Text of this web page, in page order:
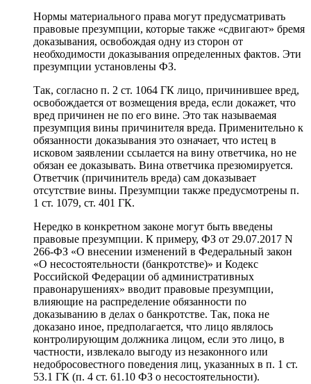
Нормы материального права могут предусматривать
правовые презумпции, которые также «сдвигают» бремя
доказывания, освобождая одну из сторон от
необходимости доказывания определенных фактов. Эти
презумпции установлены ФЗ.
Так, согласно п. 2 ст. 1064 ГК лицо, причинившее вред,
освобождается от возмещения вреда, если докажет, что
вред причинен не по его вине. Это так называемая
презумпция вины причинителя вреда. Применительно к
обязанности доказывания это означает, что истец в
исковом заявлении ссылается на вину ответчика, но не
обязан ее доказывать. Вина ответчика презюмируется.
Ответчик (причинитель вреда) сам доказывает
отсутствие вины. Презумпции также предусмотрены п.
1 ст. 1079, ст. 401 ГК.
Нередко в конкретном законе могут быть введены
правовые презумпции. К примеру, ФЗ от 29.07.2017 N
266-ФЗ «О внесении изменений в Федеральный закон
«О несостоятельности (банкротстве)» и Кодекс
Российской Федерации об административных
правонарушениях» вводит правовые презумпции,
влияющие на распределение обязанности по
доказыванию в делах о банкротстве. Так, пока не
доказано иное, предполагается, что лицо являлось
контролирующим должника лицом, если это лицо, в
частности, извлекало выгоду из незаконного или
недобросовестного поведения лиц, указанных в п. 1 ст.
53.1 ГК (п. 4 ст. 61.10 ФЗ о несостоятельности).